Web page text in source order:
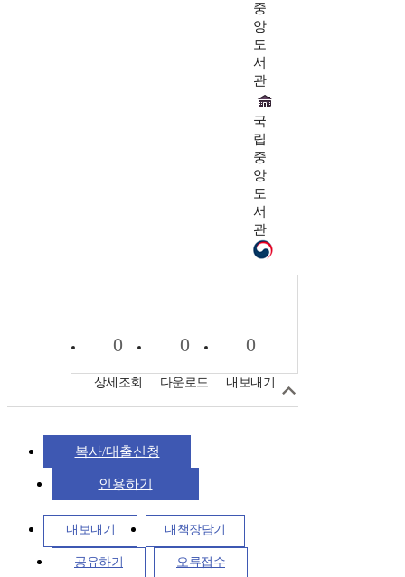
중
앙
도
서
관
국
립
중
앙
도
서
관
0
상세조회
0
다운로드
0
내보내기
복사/대출신청
인용하기
내보내기 내책장담기
공유하기 오류접수